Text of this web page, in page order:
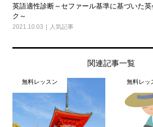
英語適性診断～セファール基準に基づいた
ク～
2021.10.03 人気記事
関連記事一覧
無料レッスン 無料レッ